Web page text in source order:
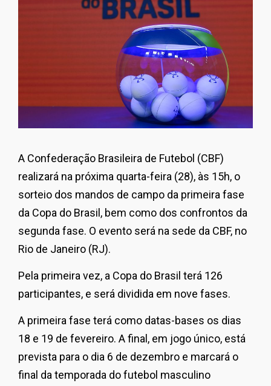
A Confederação Brasileira de Futebol (CBF)
realizará na próxima quarta-feira (28), às 15h, o
sorteio dos mandos de campo da primeira fase
da Copa do Brasil, bem como dos confrontos da
segunda fase. O evento será na sede da CBF, no
Rio de Janeiro (RJ).
Pela primeira vez, a Copa do Brasil terá 126
participantes, e será dividida em nove fases.
A primeira fase terá como datas-bases os dias
18 e 19 de fevereiro. A final, em jogo único, está
prevista para o dia 6 de dezembro e marcará o
final da temporada do futebol masculino